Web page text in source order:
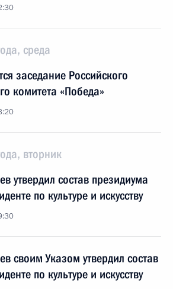
среда
заседание Российского
комитета «Победа»
вторник
утвердил состав президиума
по культуре и искусству
своим Указом утвердил состав
по культуре и искусству